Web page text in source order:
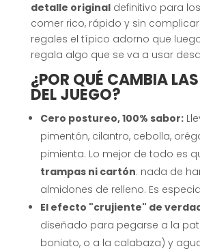
detalle originaldefinitivo para
comer rico, rápido y sin
regales el típico adorno que
regala algo que se va a usar
¿POR QUÉ CAMBIA
DEL JUEGO?
Cero postureo, 100% sabor:
pimentón, cilantro, cebolla,
pimienta. Lo mejor de todo es
trampas ni cartón: nada de
almidones de relleno. Es
El efecto "crujiente" de
diseñado para pegarse a la
boniato, o a la calabaza) y